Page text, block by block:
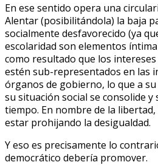
En ese sentido opera una
Alentar (posibilitándola) la baja
socialmente desfavorecido (ya
escolaridad son elementos
como resultado que los
estén sub-representados en las
órganos de gobierno, lo que a
su situación social se consolide y
tiempo. En nombre de la
estar prohijando la desigualdad.
Y eso es precisamente lo
democrático debería promover.